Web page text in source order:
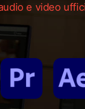
e video